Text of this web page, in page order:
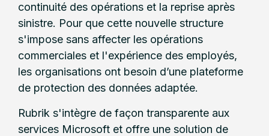
continuité des opérations et la reprise après
sinistre. Pour que cette nouvelle structure
s'impose sans affecter les opérations
commerciales et l'expérience des employés,
les organisations ont besoin d’une plateforme
de protection des données adaptée.
Rubrik s'intègre de façon transparente aux
services Microsoft et offre une solution de